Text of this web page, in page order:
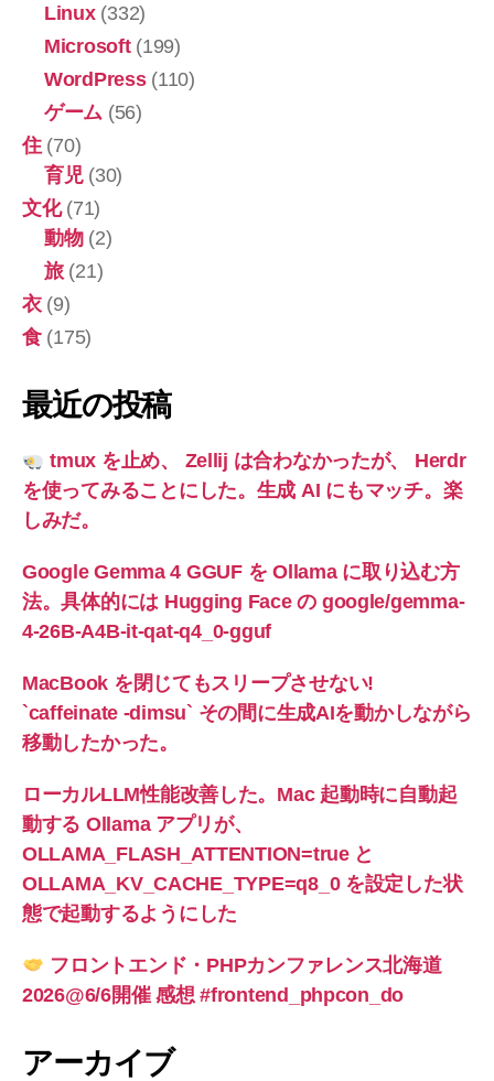
Linux(332)
Microsoft(199)
WordPress(110)
ゲーム (56)
住(70)
育児(30)
文化(71)
動物(2)
旅(21)
衣(9)
食(175)
最近の投稿
tmux を止め、 Zellij は合わなかったが、 Herdr
を使ってみることにした。生成 AI にもマッチ。楽
しみだ。
Google Gemma 4 GGUF を Ollama に取り込む方
法。具体的には Hugging Face の google/gemma-
4-26B-A4B-it-qat-q4_0-gguf
MacBook を閉じてもスリープさせない!
`caffeinate -dimsu` その間に生成AIを動かしながら
移動したかった。
ローカルLLM性能改善した。Mac 起動時に自動起
動する Ollama アプリが、
OLLAMA_FLASH_ATTENTION=true と
OLLAMA_KV_CACHE_TYPE=q8_0 を設定した状
態で起動するようにした
フロントエンド・PHPカンファレンス北海道
2026@6/6開催 感想 #frontend_phpcon_do
アーカイブ